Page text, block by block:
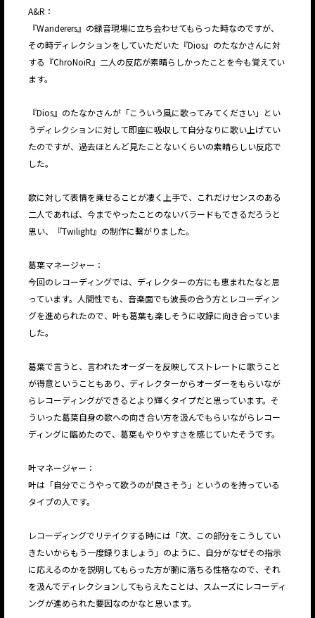
A&R：
『Wanderers』の録音現場に立ち会わせてもらった時なのですが、
その時ディレクションをしていただいた『Dios』のたなかさんに対
する『ChroNoiR』二人の反応が素晴らしかったことを今も覚えてい
ます。
『Dios』のたなかさんが「こういう風に歌ってみてください」とい
うディレクションに対して即座に吸収して自分なりに歌い上げてい
たのですが、過去ほとんど見たことないくらいの素晴らしい反応で
した。
歌に対して表情を乗せることが凄く上手で、これだけセンスのある
二人であれば、今までやったことのないバラードもできるだろうと
思い、『Twilight』の制作に繋がりました。
葛葉マネージャー：
今回のレコーディングでは、ディレクターの方にも恵まれたなと思
っています。人間性でも、音楽面でも波長の合う方とレコーディン
グを進められたので、叶も葛葉も楽しそうに収録に向き合っていま
した。
葛葉で言うと、言われたオーダーを反映してストレートに歌うこと
が得意ということもあり、ディレクターからオーダーをもらいなが
らレコーディングができるとより輝くタイプだと思っています。そ
ういった葛葉自身の歌への向き合い方を汲んでもらいながらレコー
ディングに臨めたので、葛葉もやりやすさを感じていたそうです。
叶マネージャー：
叶は「自分でこうやって歌うのが良さそう」というのを持っている
タイプの人です。
レコーディングでリテイクする時には「次、この部分をこうしてい
きたいからもう一度録りましょう」のように、自分がなぜその指示
に応えるのかを説明してもらった方が腑に落ちる性格なので、それ
を汲んでディレクションしてもらえたことは、スムーズにレコーディ
ングが進められた要因なのかなと思います。